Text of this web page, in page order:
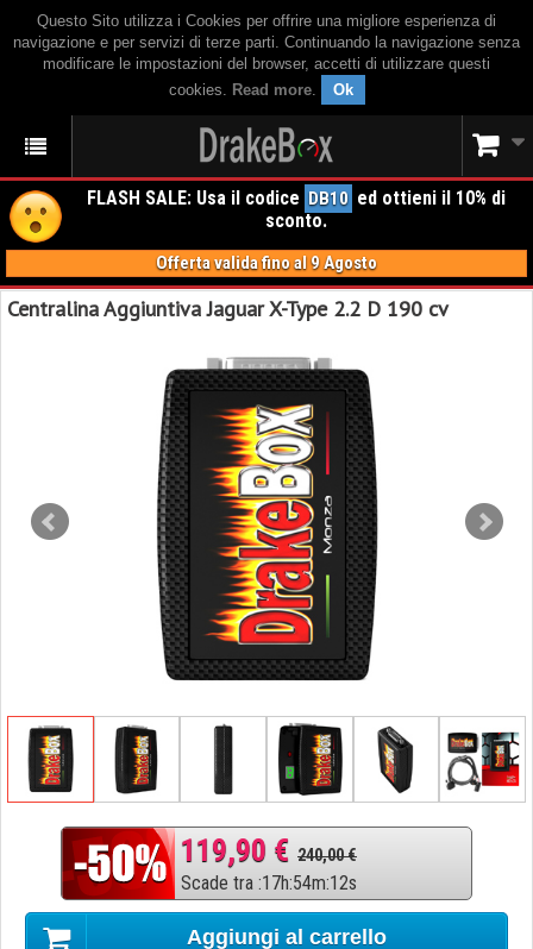
Questo Sito utilizza i Cookies per offrire una migliore esperienza di
navigazione e per servizi di terze parti. Continuando la navigazione senza
modificare le impostazioni del browser, accetti di utilizzare questi
cookies. Read more. Ok
FLASH SALE: Usa il codice DB10 ed ottieni il 10% di
sconto.
Offerta valida fino al 9 Agosto
Centralina Aggiuntiva Jaguar X-Type 2.2 D 190 cv
119,90 € 240,00 €
Scade tra :17h:54m:11s
Aggiungi al carrello